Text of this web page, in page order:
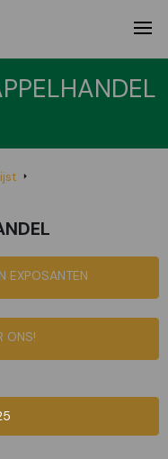
EXPOSANTEN
ONS!